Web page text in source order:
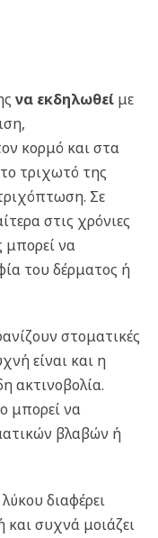
να εκδηλωθεί με
κορμό και στα
τριχωτό της
Σε
στις χρόνιες
μπορεί να
του δέρματος ή
στοματικές
είναι και η
ακτινοβολία.
μπορεί να
βλαβών ή
διαφέρει
συχνά μοιάζει